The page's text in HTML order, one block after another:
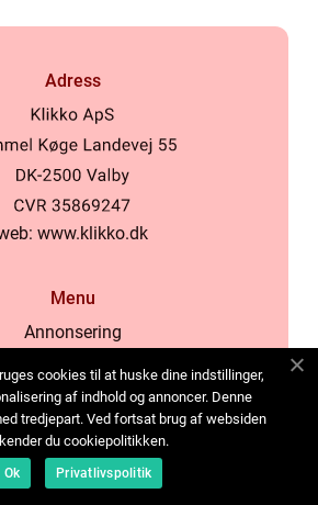
Adress
www.klikko.dk
Menu
Annonsering
Cookies
Kontakta oss
Sitemap
cookies til at huske dine indstillinger,
af indhold og annoncer. Denne
tredjepart. Ved fortsat brug af websiden
du cookiepolitikken.
Ok Privatlivspolitik